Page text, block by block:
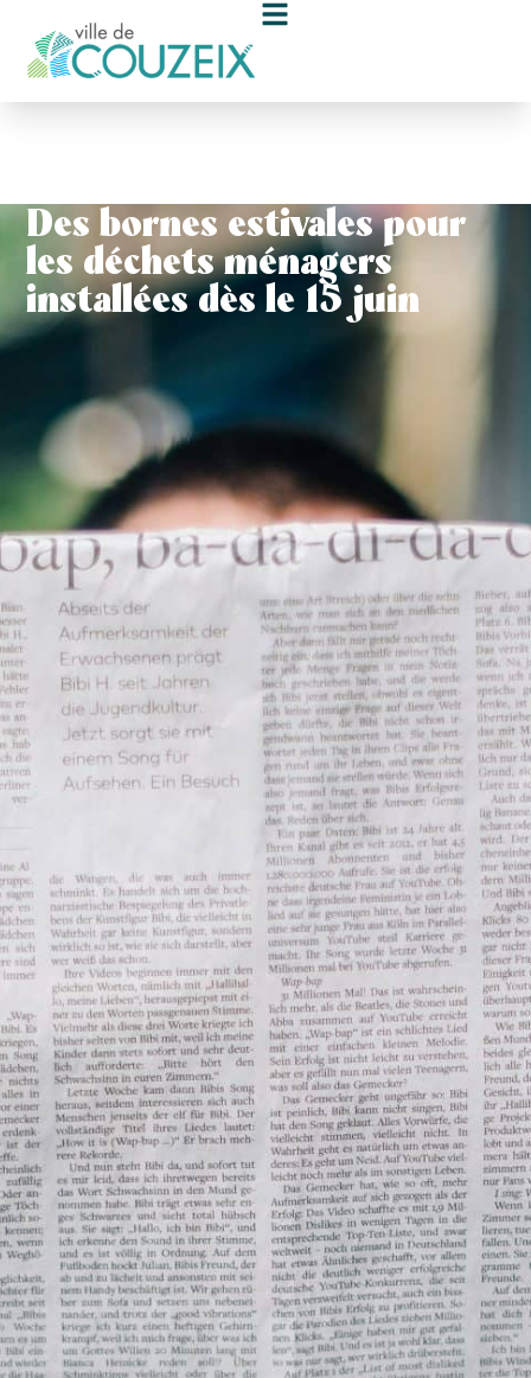
Des bornes estivales pour
les déchets ménagers
installées dès le 15 juin